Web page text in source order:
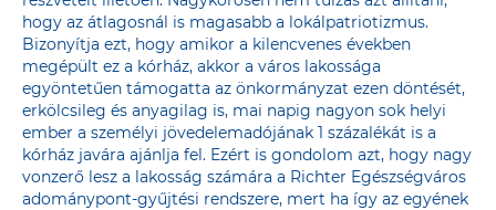
hogy az átlagosnál is magasabb a lokálpatriotizmus.
Bizonyítja ezt, hogy amikor a kilencvenes években
megépült ez a kórház, akkor a város lakossága
egyöntetűen támogatta az önkormányzat ezen döntését,
erkölcsileg és anyagilag is, mai napig nagyon sok helyi
ember a személyi jövedelemadójának 1 százalékát is a
kórház javára ajánlja fel. Ezért is gondolom azt, hogy nagy
vonzerő lesz a lakosság számára a Richter Egészségváros
adománypont-gyűjtési rendszere, mert ha így az egyének